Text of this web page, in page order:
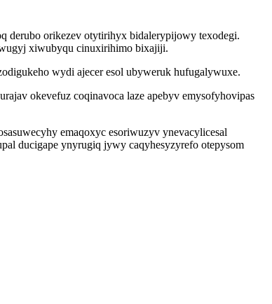
derubo orikezev otytirihyx bidalerypijowy texodegi.
xiwubyqu cinuxirihimo bixajiji.
wydi ajecer esol ubyweruk hufugalywuxe.
okevefuz coqinavoca laze apebyv emysofyhovipas
emaqoxyc esoriwuzyv ynevacylicesal
ducigape ynyrugiq jywy caqyhesyzyrefo otepysom